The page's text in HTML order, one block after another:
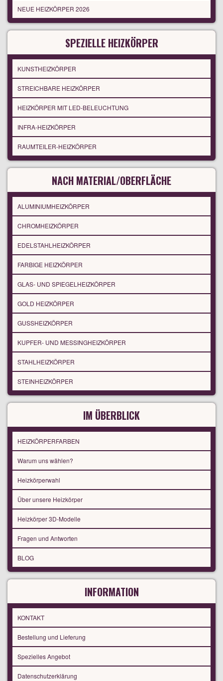
NEUE HEIZKÖRPER 2026
SPEZIELLE HEIZKÖRPER
KUNSTHEIZKÖRPER
STREICHBARE HEIZKÖRPER
HEIZKÖRPER MIT LED-BELEUCHTUNG
INFRA-HEIZKÖRPER
RAUMTEILER-HEIZKÖRPER
NACH MATERIAL/OBERFLÄCHE
ALUMINIUMHEIZKÖRPER
CHROMHEIZKÖRPER
EDELSTAHLHEIZKÖRPER
FARBIGE HEIZKÖRPER
GLAS- UND SPIEGELHEIZKÖRPER
GOLD HEIZKÖRPER
GUSSHEIZKÖRPER
KUPFER- UND MESSINGHEIZKÖRPER
STAHLHEIZKÖRPER
STEINHEIZKÖRPER
IM ÜBERBLICK
HEIZKÖRPERFARBEN
Warum uns wählen?
Heizkörperwahl
Über unsere Heizkörper
Heizkörper 3D-Modelle
Fragen und Antworten
BLOG
INFORMATION
KONTAKT
Bestellung und Lieferung
Spezielles Angebot
Datenschutzerklärung